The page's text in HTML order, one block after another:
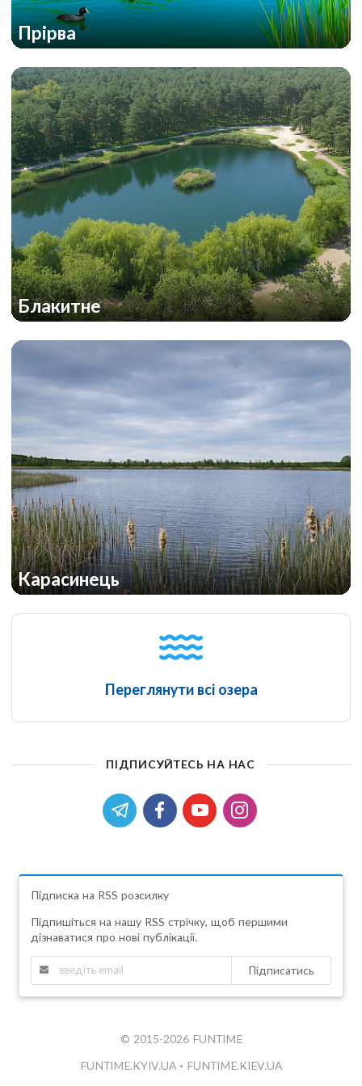
Прірва
Блакитне
Карасинець
Переглянути всі озера
ПІДПИСУЙТЕСЬ НА НАС
Підписка на RSS розсилку
Підпишіться на нашу RSS стрічку, щоб першими
дізнаватися про нові публікації.
Підписатись
© 2015-2026 FUNTIME
FUNTIME.KYIV.UA • FUNTIME.KIEV.UA